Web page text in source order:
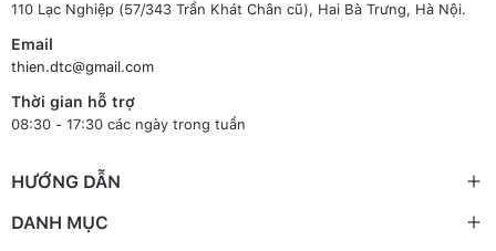
110 Lạc Nghiệp (57/343 Trần Khát Chân cũ), Hai Bà Trưng, Hà Nội.
Email
thien.dtc@gmail.com
Thời gian hỗ trợ
08:30 - 17:30 các ngày trong tuần
HƯỚNG DẪN
DANH MỤC